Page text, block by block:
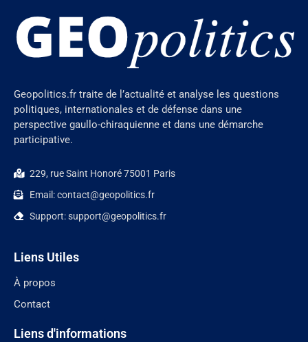
Geopolitics.fr traite de l’actualité et analyse les questions
politiques, internationales et de défense dans une
perspective gaullo-chiraquienne et dans une démarche
participative.
229, rue Saint Honoré 75001 Paris
Email: contact@geopolitics.fr
Support: support@geopolitics.fr
Liens Utiles
À propos
Contact
Liens d'informations